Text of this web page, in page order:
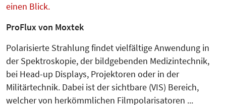
einen Blick.
ProFlux von Moxtek
Polarisierte Strahlung findet vielfältige Anwendung in
der Spektroskopie, der bildgebenden Medizintechnik,
bei Head-up Displays, Projektoren oder in der
Militärtechnik. Dabei ist der sichtbare (VIS) Bereich,
welcher von herkömmlichen Filmpolarisatoren ...